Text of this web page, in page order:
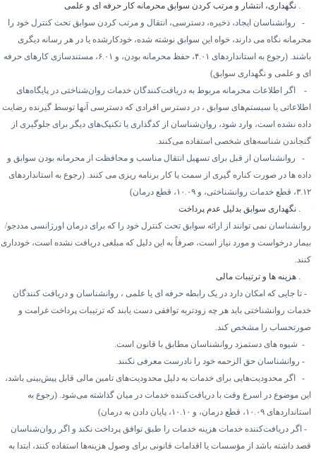
نگهداری، انتشار و مرتب کردن سوابق محرمانه کار حرفه ای و علمی
روانشناسان ایجاد، ذخیره، دسترسی، انتقال و مرتب کردن سوابق تحت کنترل خود را
نگاه می دارند، خواه این سوابق نوشته شده، خودکارشده یا در هر رسانه دیگری
(رجوع به استانداردهای۴.۰۱، حفظ محرمانه بودن، و ۶.۰۱، مستندسازی کارهای حرفه
و علمی و نگهداری سوابق)
اگر اطلاعات محرمانه مربوط به دریافت‌کنندگان خدمات روان‌شناختی در پایگاه‌های
یا سیستم‌های سوابق ، در دسترس افرادی که دسترسی آنها توسط گیرنده رضایت
نشده است، وارد شود، روان‌شناسان از کدگذاری یا تکنیک‌های دیگر برای جلوگیری از
شناسه‌های شخصی استفاده می‌کنند.
روانشناسان از قبل برای تسهیل انتقال مناسب و محافظت از محرمانه بودن سوابق و
ها در صورت کناره گیری از سمت یا کار برنامه ریزی می کنند. (رجوع به استانداردهای
، قطع خدمات روانشناختی، و ۱۰.۰۹ ، قطع درمان)
نگهداری سوابق بدلیل عدم پرداخت
نمی توانند از ارائه سوابق تحت کنترل خود را که برای درمان اورژانسی مددجو/
درخواست و مورد نیاز است، صرفاً به این دلیل که مبلغی دریافت نشده است، خودداری
هزینه ها و ترتیبات مالی
تا جایی که امکان دارد در یک رابطه حرفه ای یا علمی ، روانشناسان و دریافت کنندگان
روانشناختی باید هر چه زودتربه توافقی دست یابند که ترتیبات پرداخت غرامت و
را مشخص کند.
شیوه های دستمزد روانشناسان مطابق با قانون است.
روانشناسان حق الزحمه خود را نادرست معرفی نکنند.
اگر محدودیت‌هایی برای خدمات به دلیل محدودیت‌های تامین مالی قابل پیش‌بینی باشد،
موضوع در اسرع وقت با دریافت‌کننده خدمات در میان گذاشته می‌شود. (رجوع به
۱۰.۰۹ ، قطع درمان، و ۱۰.۱۰ ، پایان دادن به درمان)
اگر دریافت‌کننده خدمات هزینه خدمات را طبق توافق پرداخت نکند و اگر روان‌شناسان
داشته باشد از مؤسسات یا اقدامات قانونی برای وصول هزینه‌ها استفاده کنند، ابتدا به